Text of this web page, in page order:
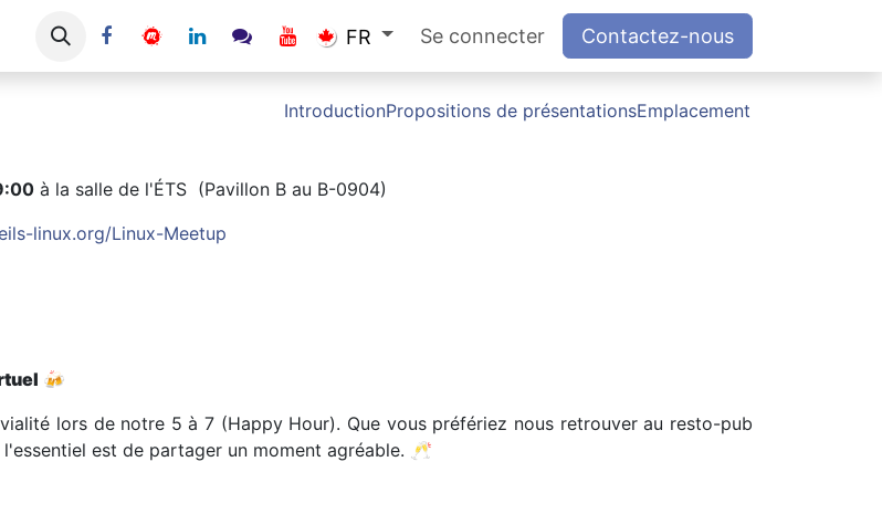
Collaborateurs FR Se connecter Contactez-nous
IntroductionPropositions de présentationsEmplacement
à la salle de l'ÉTS (Pavillon B au B-0904)
linux.org/Linux-Meetup
🍻
lors de notre 5 à 7 (Happy Hour). Que vous préfériez nous retrouver au resto-pub
est de partager un moment agréable. 🥂